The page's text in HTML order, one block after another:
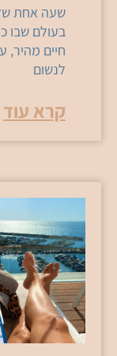
שעה אחת של
בעולם שבו
חיים מהיר,
לנשום
קרא עוד